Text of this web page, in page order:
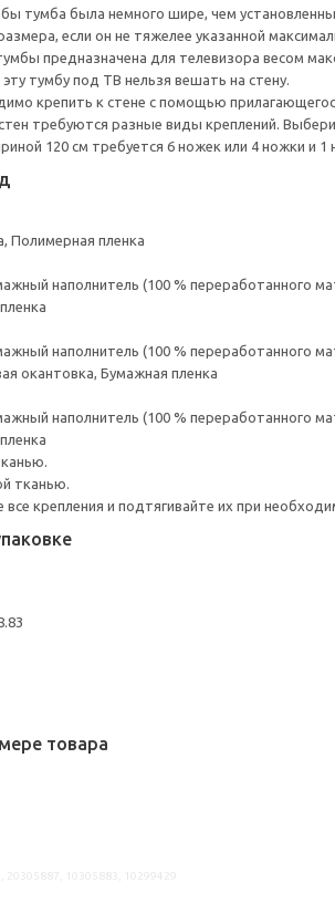
тумба была немного шире, чем
если он не тяжелее указанной
предназначена для телевизора весом
тумбу под ТВ нельзя вешать на стену.
крепить к стене с помощью
требуются разные виды креплений.
120 см требуется 6 ножек или 4 ножки и
Полимерная пленка
наполнитель (100 % переработанного
наполнитель (100 % переработанного
окантовка, Бумажная пленка
наполнитель (100 % переработанного
тканью.
все крепления и подтягивайте их при
товара